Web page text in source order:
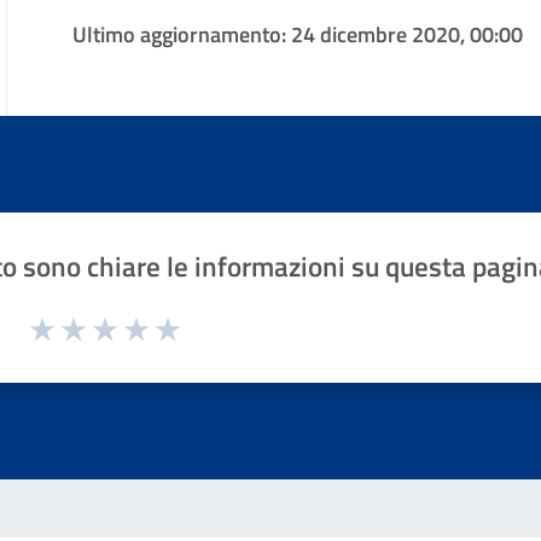
Ultimo aggiornamento:24 dicembre 2020, 00:00
sono chiare le informazioni su questa
1 a 5 stelle la pagina